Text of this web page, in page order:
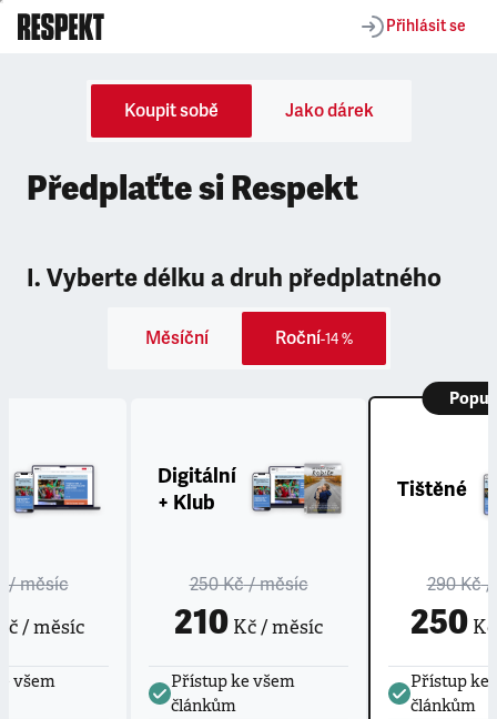
Přihlásit se
Koupit sobě Jako dárek
Předplaťte si Respekt
I. Vyberte délku a druh předplatného
Měsíční Roční-14 %
/ měsíc
/ měsíc
všem
Digitální
+ Klub
250 Kč/ měsíc
210 Kč / měsíc
Přístup ke všem
článkům
Tištěné
290 Kč/
250Kč
Přístup ke
článkům